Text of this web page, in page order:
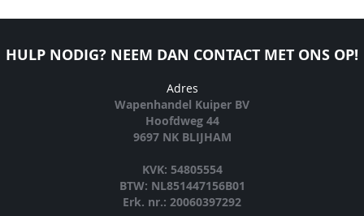
HULP NODIG? NEEM DAN CONTACT MET ONS OP!
Adres
Wapenhandel Kuiper BV
Hoofdweg 44
9697 NK BLIJHAM
KVK: 54805554
BTW: NL851447156B01
Erk. nr.: 20060397292